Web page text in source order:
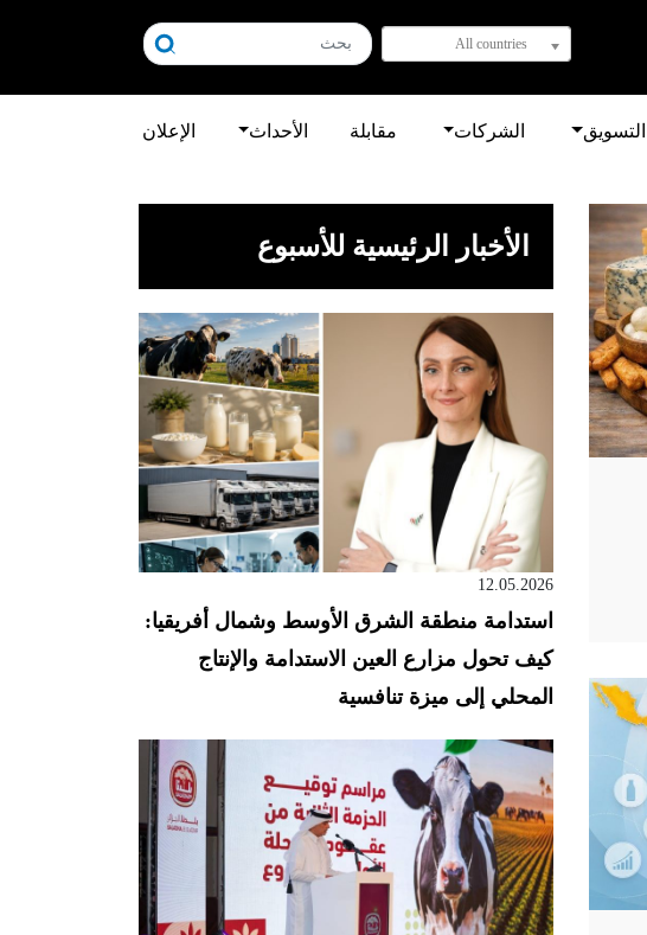
All countries
التسويق الشركات مقابلة الأحداث الإعلان
الأخبار الرئيسية للأسبوع
12.05.2026
استدامة منطقة الشرق الأوسط وشمال أفريقيا:
كيف تحول مزارع العين الاستدامة والإنتاج
المحلي إلى ميزة تنافسية